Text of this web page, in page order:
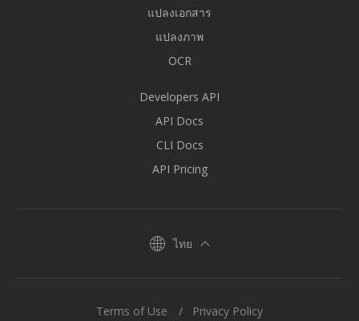
แปลงเอกสาร
แปลงภาพ
OCR
Developers API
API Docs
CLI Docs
API Pricing
ไทย
Terms of Use Privacy Policy